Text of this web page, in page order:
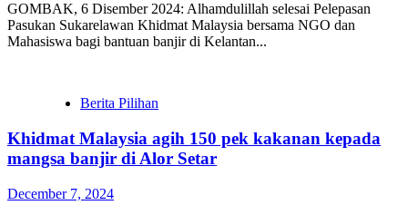
GOMBAK, 6 Disember 2024: Alhamdulillah selesai Pelepasan
Pasukan Sukarelawan Khidmat Malaysia bersama NGO dan
Mahasiswa bagi bantuan banjir di Kelantan...
Berita Pilihan
Khidmat Malaysia agih 150 pek kakanan kepada
mangsa banjir di Alor Setar
December 7, 2024